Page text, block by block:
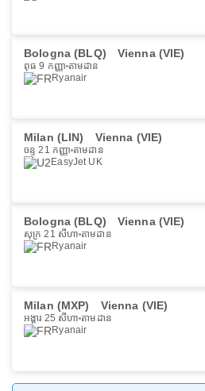
Bologna (BLQ) Vienna (VIE)
ពុធ 9 កញ្ញា តាមដាន
Ryanair
Milan (LIN) Vienna (VIE)
ចន្ទ 21 កញ្ញា តាមដាន
EasyJet UK
Bologna (BLQ) Vienna (VIE)
សុក្រ 21 សីហា តាមដាន
Ryanair
Milan (MXP) Vienna (VIE)
អង្គារ 25 សីហា តាមដាន
Ryanair